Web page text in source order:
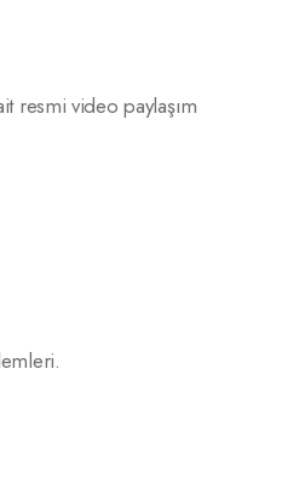
resmi video paylaşım